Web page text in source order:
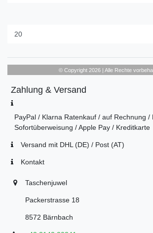
© Copyright 2026 | Alle Rechte
Zahlung & Versand
PayPal / Klarna Ratenkauf / auf Rechnung /
Sofortüberweisung / Apple Pay / Kreditkarte
Versand mit DHL (DE) / Post (AT)
Kontakt
Taschenjuwel
Packerstrasse 18
8572 Bärnbach